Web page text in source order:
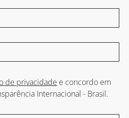
de privacidade e concordo em
Internacional - Brasil.